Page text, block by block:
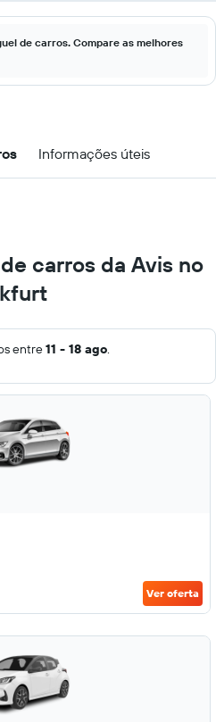
de carros. Compare as melhores
Informações úteis
carros da Avis no
entre11 - 18 ago.
Ver oferta